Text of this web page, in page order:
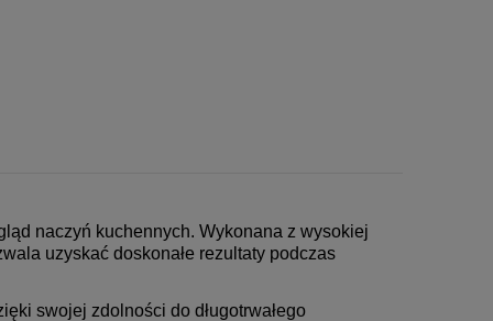
naczyń kuchennych. Wykonana z wysokiej
uzyskać doskonałe rezultaty podczas
swojej zdolności do długotrwałego